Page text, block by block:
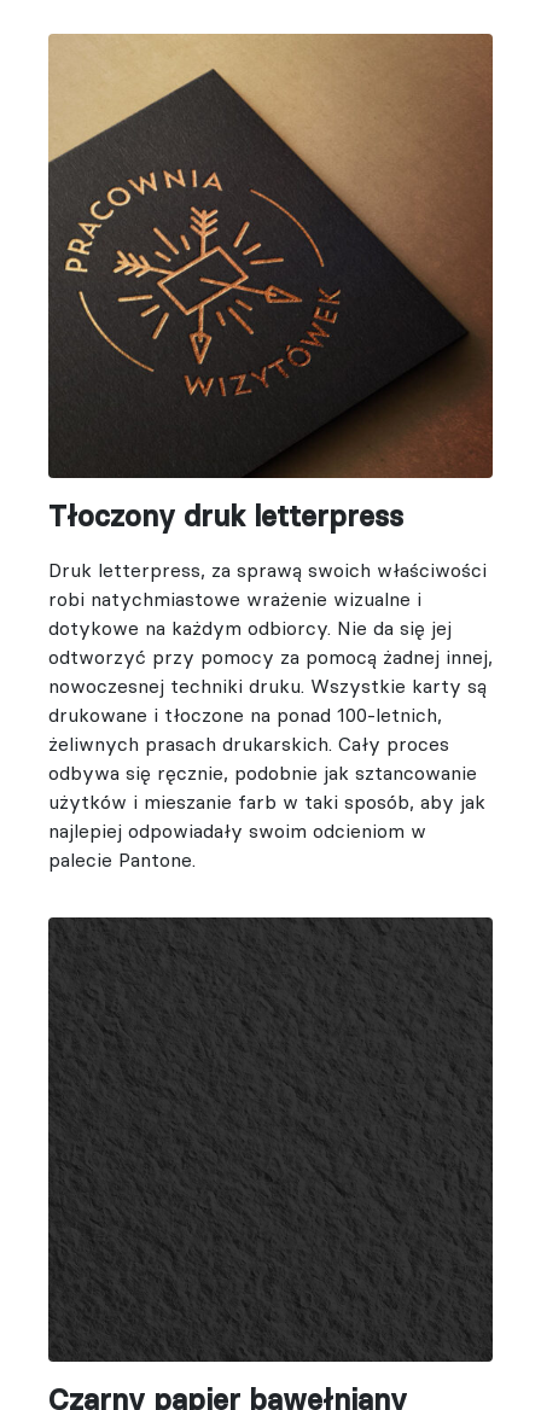
Tłoczony druk letterpress
Druk letterpress, za sprawą swoich właściwości
robi natychmiastowe wrażenie wizualne i
dotykowe na każdym odbiorcy. Nie da się jej
odtworzyć przy pomocy za pomocą żadnej innej,
nowoczesnej techniki druku. Wszystkie karty są
drukowane i tłoczone na ponad 100-letnich,
żeliwnych prasach drukarskich. Cały proces
odbywa się ręcznie, podobnie jak sztancowanie
użytków i mieszanie farb w taki sposób, aby jak
najlepiej odpowiadały swoim odcieniom w
palecie Pantone.
Czarny papier bawełniany